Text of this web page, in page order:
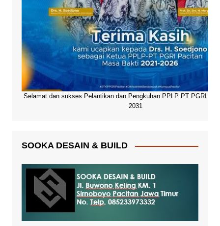
Selamat dan sukses Pelantikan dan Pengkuhan PPLP PT PGRI
2031
SOOKA DESAIN & BUILD